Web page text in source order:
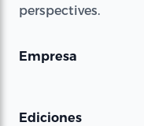
perspectives.
Empresa
Ediciones